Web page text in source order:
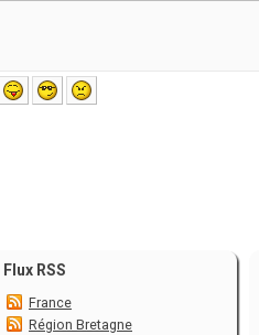
Flux RSS
France
Région Bretagne